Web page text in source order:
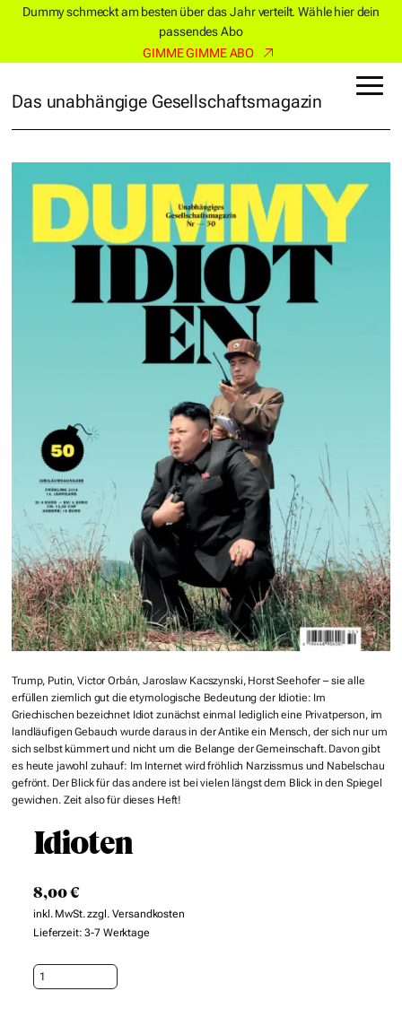
Dummy schmeckt am besten über das Jahr verteilt. Wähle hier dein
passendes Abo
GIMME GIMME ABO
Das unabhängige Gesellschaftsmagazin
Trump, Putin, Victor Orbán, Jaroslaw Kacszynski, Horst Seehofer – sie alle
erfüllen ziemlich gut die etymologische Bedeutung der Idiotie: Im
Griechischen bezeichnet Idiot zunächst einmal lediglich eine Privatperson, im
landläufigen Gebauch wurde daraus in der Antike ein Mensch, der sich nur um
sich selbst kümmert und nicht um die Belange der Gemeinschaft. Davon gibt
es heute jawohl zuhauf: Im Internet wird fröhlich Narzissmus und Nabelschau
gefrönt. Der Blick für das andere ist bei vielen längst dem Blick in den Spiegel
gewichen. Zeit also für dieses Heft!
Idioten
8,00€
inkl. MwSt. zzgl. Versandkosten
Lieferzeit:3-7 Werktage
Idioten
Menge